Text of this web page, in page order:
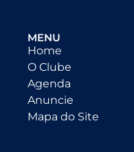
MENU
Home
O Clube
Agenda
Anuncie
Mapa do Site